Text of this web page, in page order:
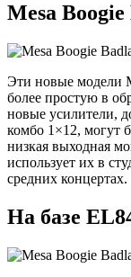
Mesa
Эти новые модели
более простую в
новые усилители,
комбо 1×12, могут
низкая выходная
использует их в
средних концертах.
На базе